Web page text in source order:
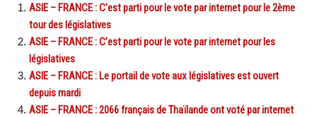
ASIE – FRANCE : C’est parti pour le vote par internet pour le 2ème
tour des législatives
ASIE – FRANCE : C’est parti pour le vote par internet pour les
législatives
ASIE – FRANCE : Le portail de vote aux législatives est ouvert
depuis mardi
ASIE – FRANCE : 2066 français de Thaïlande ont voté par internet